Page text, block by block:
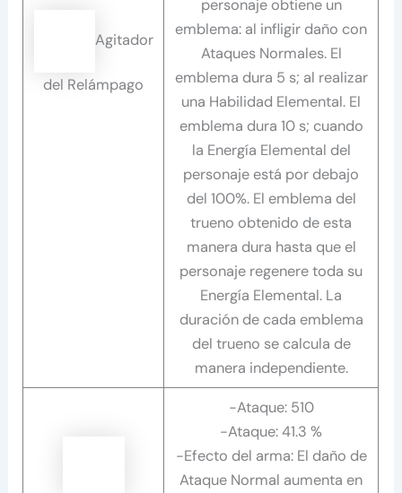
Agitador
del Relámpago
personaje obtiene un
emblema: al infligir daño con
Ataques Normales. El
emblema dura 5 s; al realizar
una Habilidad Elemental. El
emblema dura 10 s; cuando
la Energía Elemental del
personaje está por debajo
del 100%. El emblema del
trueno obtenido de esta
manera dura hasta que el
personaje regenere toda su
Energía Elemental. La
duración de cada emblema
del trueno se calcula de
manera independiente.
-Ataque: 510
-Ataque: 41.3 %
-Efecto del arma: El daño de
Ataque Normal aumenta en